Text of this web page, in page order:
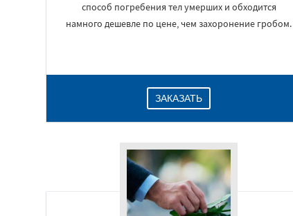
способ погребения тел умерших и обходится
намного дешевле по цене, чем захоронение гробом.
ЗАКАЗАТЬ